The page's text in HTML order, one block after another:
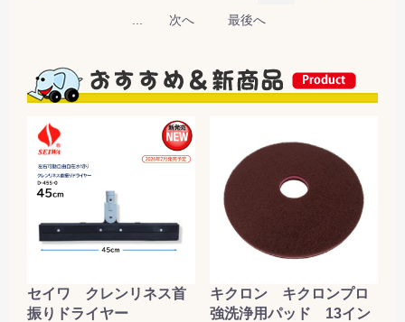
次へ 最後へ
セイワ クレンリネス首
振りドライヤー
キクロン キクロンプロ
強洗浄用パッド 13イン